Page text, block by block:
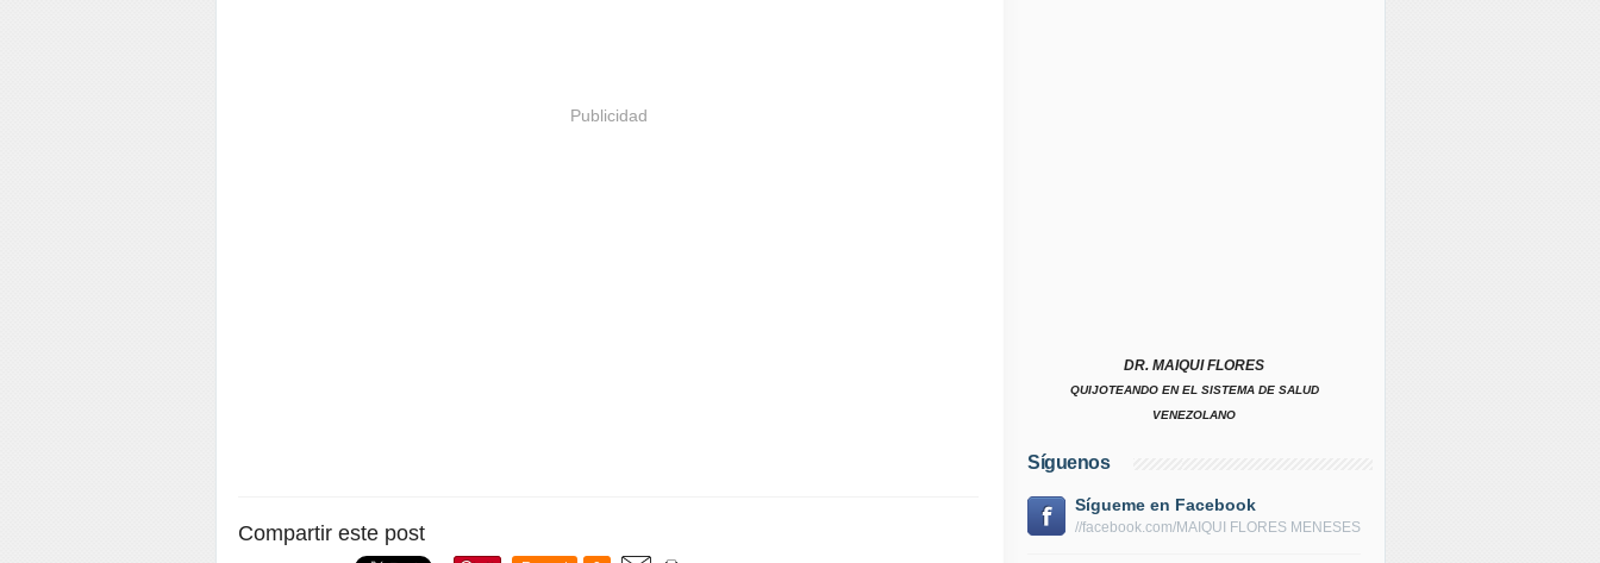
Publicidad
Compartir este post
DR. MAIQUI FLORES
QUIJOTEANDO EN EL SISTEMA DE SALUD
VENEZOLANO
Síguenos
Sígueme en Facebook
//facebook.com/MAIQUI FLORES MENESES